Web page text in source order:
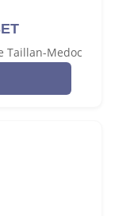
Taillan-Medoc